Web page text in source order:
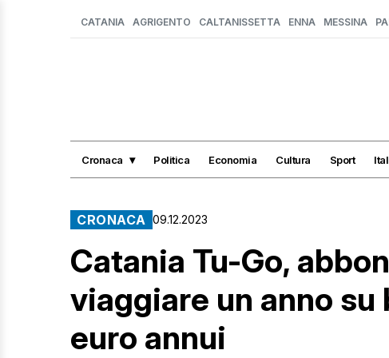
CATANIA AGRIGENTO CALTANISSETTA ENNA MESSINA
Cronaca Politica Economia Cultura Sport
CRONACA 09.12.2023
Catania Tu-Go,
viaggiare un anno
euro annui